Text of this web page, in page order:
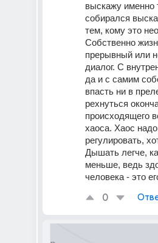
выскажу именно
собирался
тем, кому это
Собственно
прерывный или
диалог. С
да и с самим
впасть ни в
рехнуться
происходящего
хаоса. Хаос
регулировать,
Дышать легче,
меньше, ведь
человека - это
0